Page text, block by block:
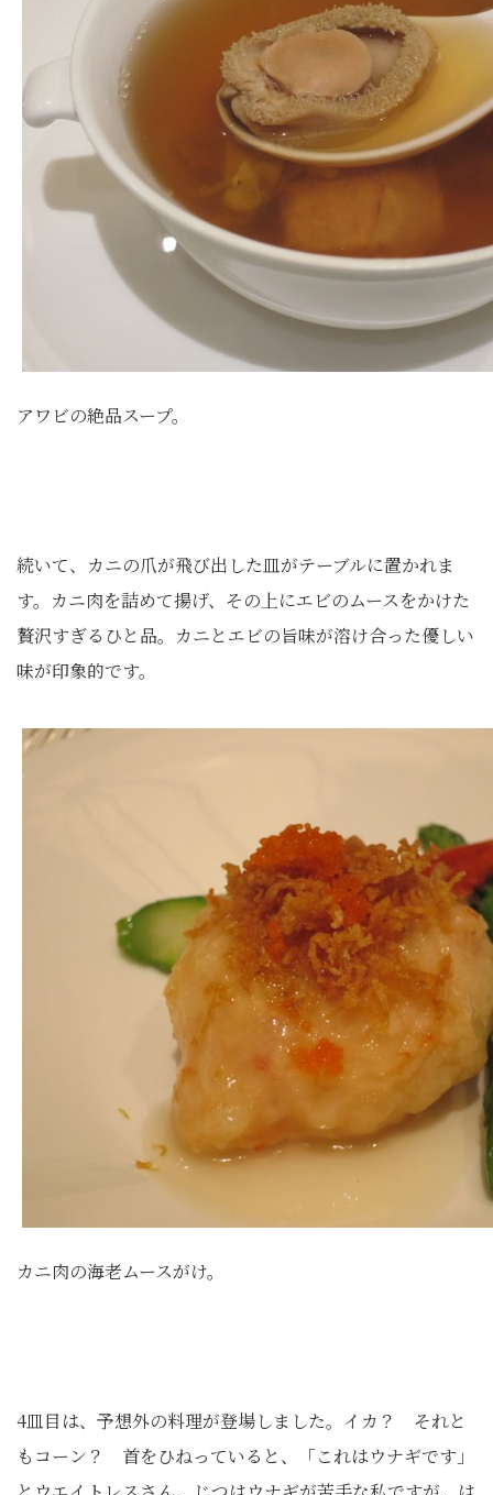
アワビの絶品スープ。
続いて、カニの爪が飛び出した皿がテーブルに置かれま
す。カニ肉を詰めて揚げ、その上にエビのムースをかけた
贅沢すぎるひと品。カニとエビの旨味が溶け合った優しい
味が印象的です。
カニ肉の海老ムースがけ。
4皿目は、予想外の料理が登場しました。イカ？ それと
もコーン？ 首をひねっていると、「これはウナギです」